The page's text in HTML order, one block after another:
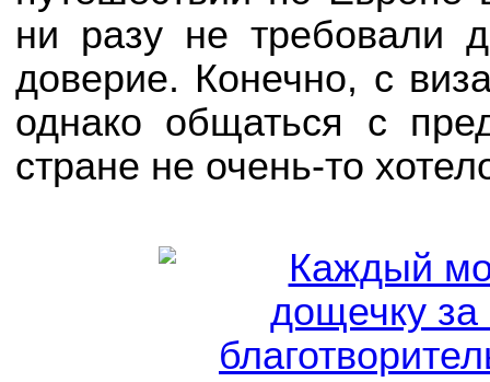
ни разу не требовали
доверие. Конечно, с
однако общаться с
стране не очень-то